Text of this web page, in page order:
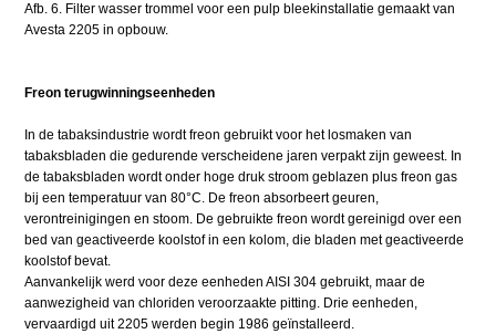
Afb. 6. Filter wasser trommel voor een pulp bleekinstallatie gemaakt van
Avesta 2205 in opbouw.
Freon terugwinningseenheden
In de tabaksindustrie wordt freon gebruikt voor het losmaken van
tabaksbladen die gedurende verscheidene jaren verpakt zijn geweest. In
de tabaksbladen wordt onder hoge druk stroom geblazen plus freon gas
bij een temperatuur van 80°C. De freon absorbeert geuren,
verontreinigingen en stoom. De gebruikte freon wordt gereinigd over een
bed van geactiveerde koolstof in een kolom, die bladen met geactiveerde
koolstof bevat.
Aanvankelijk werd voor deze eenheden AISI 304 gebruikt, maar de
aanwezigheid van chloriden veroorzaakte pitting. Drie eenheden,
vervaardigd uit 2205 werden begin 1986 geïnstalleerd.